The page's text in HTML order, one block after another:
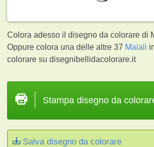
Colora adesso il disegno da colorare di
Oppure colora una delle altre 37 Maiali
colorare su disegnibellidacolorare.it
Stampa disegno da
Salva disegno da colorare